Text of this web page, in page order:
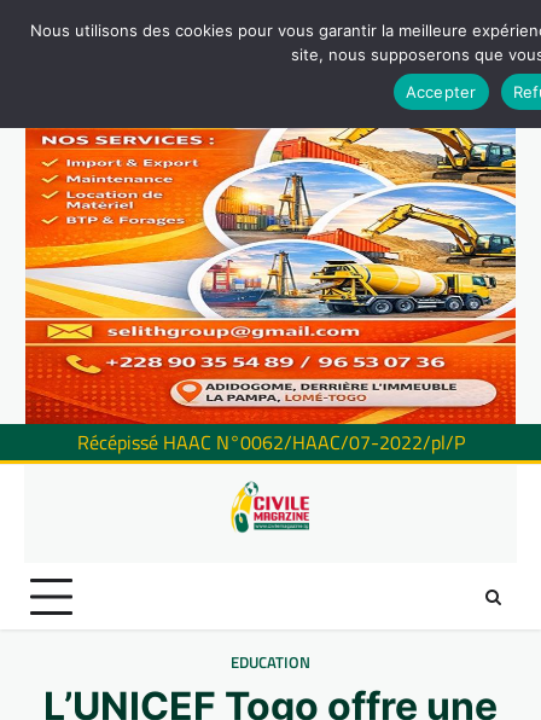
Récépissé HAAC N°0062/HAAC/07-2022/pl/P
EDUCATION
L’UNICEF Togo offre une
Nous utilisons des cookies pour vous garantir la meilleure
site, nous supposerons que
Accepter